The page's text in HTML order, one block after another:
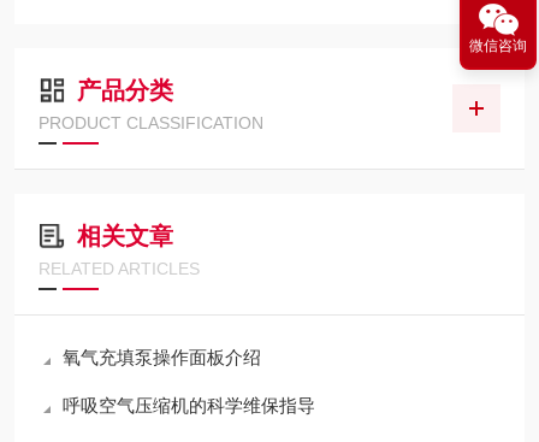
产品分类
PRODUCT CLASSIFICATION
相关文章
RELATED ARTICLES
氧气充填泵操作面板介绍
呼吸空气压缩机的科学维保指导
微信咨询